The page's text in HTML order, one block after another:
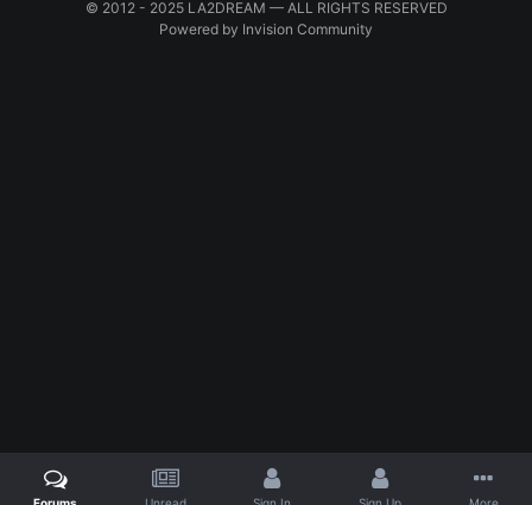
© 2012 - 2025 LA2DREAM — ALL RIGHTS RESERVED
Powered by Invision Community